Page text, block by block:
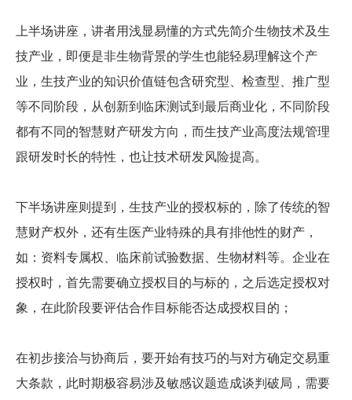
上半场讲座，讲者用浅显易懂的方式先简介生物技术及生
技产业，即便是非生物背景的学生也能轻易理解这个产
业，生技产业的知识价值链包含研究型、检查型、推广型
等不同阶段，从创新到临床测试到最后商业化，不同阶段
都有不同的智慧财产研发方向，而生技产业高度法规管理
跟研发时长的特性，也让技术研发风险提高。
下半场讲座则提到，生技产业的授权标的，除了传统的智
慧财产权外，还有生医产业特殊的具有排他性的财产，
如：资料专属权、临床前试验数据、生物材料等。企业在
授权时，首先需要确立授权目的与标的，之后选定授权对
象，在此阶段要评估合作目标能否达成授权目的；
在初步接洽与协商后，要开始有技巧的与对方确定交易重
大条款，此时期极容易涉及敏感议题造成谈判破局，需要